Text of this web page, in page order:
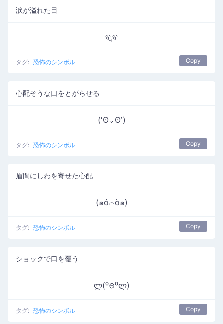
涙が溢れた目
ଵ˛̼ଵ
タグ: 恐怖のシンボル Copy
心配そうな口をとがらせる
(′ʘ⌄ʘ‵)
タグ: 恐怖のシンボル Copy
眉間にしわを寄せた心配
(๑ó⌓ò๑)
タグ: 恐怖のシンボル Copy
ショックで口を覆う
ლ(⁰⊖⁰ლ)
タグ: 恐怖のシンボル Copy